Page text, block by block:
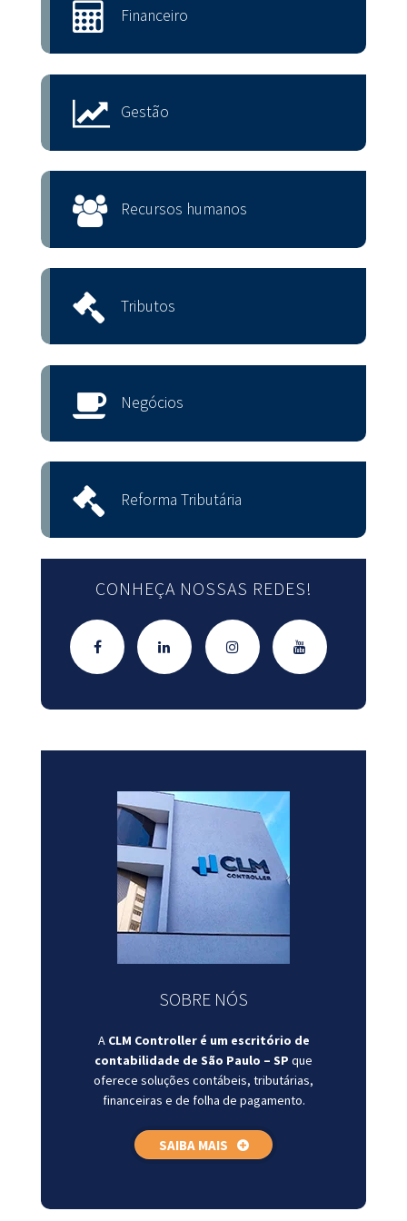
Financeiro
Gestão
Recursos humanos
Tributos
Negócios
Reforma Tributária
CONHEÇA NOSSAS REDES!
SOBRE NÓS
A CLM Controller é um escritório de
contabilidade de São Paulo – SP que
oferece soluções contábeis, tributárias,
financeiras e de folha de pagamento.
SAIBA MAIS